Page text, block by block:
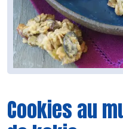
Cookies au